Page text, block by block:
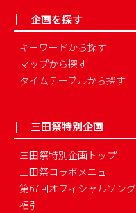
企画を探す
キーワードから探す
マップから探す
タイムテーブルから探す
三田祭特別企画
三田祭特別企画トップ
三田祭コラボメニュー
第67回オフィシャルソング
福引